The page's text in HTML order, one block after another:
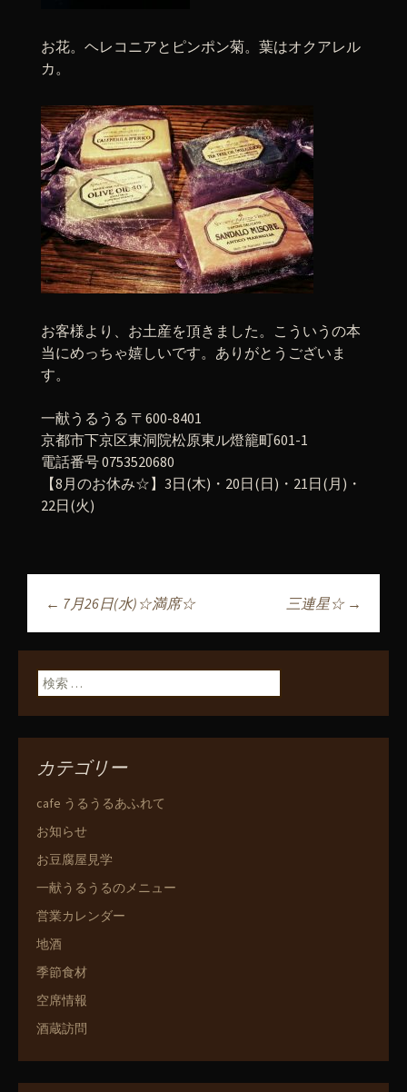
お花。ヘレコニアとピンポン菊。葉はオクアレル
カ。
お客様より、お土産を頂きました。こういうの本
当にめっちゃ嬉しいです。ありがとうございま
す。
一献うるうる 〒600-8401
京都市下京区東洞院松原東ル燈籠町601-1
電話番号 0753520680
【8月のお休み☆】3日(木)・20日(日)・21日(月)・
22日(火)
投稿ナビゲーショ
ン
← 7月26日(水)☆満席☆ 三連星☆ →
検索:
カテゴリー
cafe うるうるあふれて
お知らせ
お豆腐屋見学
一献うるうるのメニュー
営業カレンダー
地酒
季節食材
空席情報
酒蔵訪問